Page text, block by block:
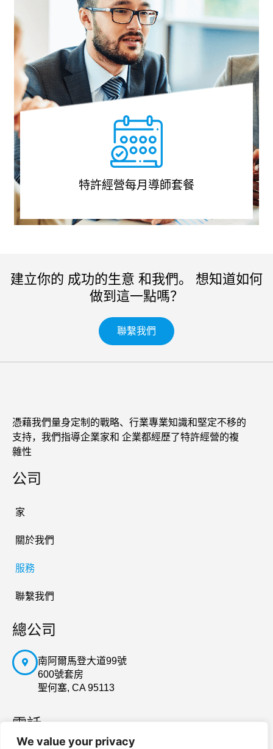
We value your privacy
特許經營每月導師套餐
建立你的 成功的生意 和我們。 想知道如何
做到這一點嗎？
聯繫我們
憑藉我們量身定制的戰略、行業專業知識和堅定不移的
支持，我們指導企業家和 企業都經歷了特許經營的複
雜性
公司
家
關於我們
服務
聯繫我們
總公司
南阿爾馬登大道99號
600號套房
聖何塞, CA 95113
電話